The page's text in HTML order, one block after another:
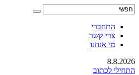
התחברי
צרי קשר
מי אנחנו
8.8.2026
התחילי לכתוב